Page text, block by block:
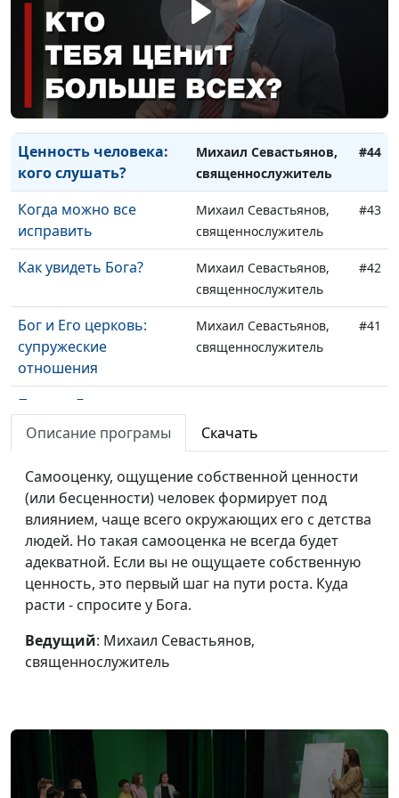
Знание от Бога: как
влиться в церковь
Михаил Севастьянов,
священнослужитель
Называйся
христианином. Будь
христианином
Михаил Севастьянов,
священнослужитель
Ценность человека:
кого слушать?
Михаил Севастьянов,
священнослужитель
#44
Когда можно все
исправить
Михаил Севастьянов,
священнослужитель
#43
Как увидеть Бога?
Михаил Севастьянов,
священнослужитель
#42
Бог и Его церковь:
супружеские
отношения
Михаил Севастьянов,
священнослужитель
#41
Почему Бог нас
испытывает?
священнослужитель
священнослужитель
Бог и человек: два
завета
Михаил Севастьянов,
священнослужитель
#38
Предназначение и
дары Духа Святого
Михаил Севастьянов,
Судный день: просто
ли Богу простить
Михаил Севастьянов,
народа Божьего
священнослужитель
Для чего пришел
Иисус Христос?
Михаил Севастьянов,
священнослужитель
#34
Описание програмы Скачать
Самооценку, ощущение собственной ценности
(или бесценности) человек формирует под
влиянием, чаще всего окружающих его с детства
людей. Но такая самооценка не всегда будет
адекватной. Если вы не ощущаете собственную
ценность, это первый шаг на пути роста. Куда
расти - спросите у Бога.
Ведущий: Михаил Севастьянов,
священнослужитель